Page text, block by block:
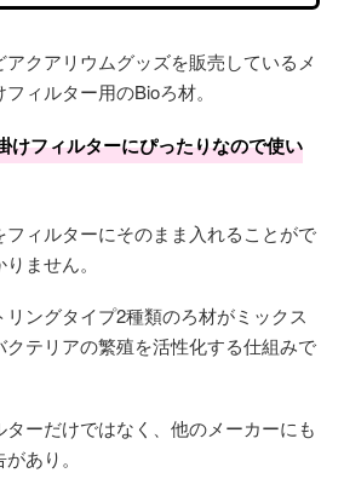
クアリウムグッズを販売しているメ
ィルター用のBioろ材。
けフィルターにぴったりなので使い
ィルターにそのまま入れることがで
ません。
ングタイプ2種類のろ材がミックス
クテリアの繁殖を活性化する仕組みで
ーだけではなく、他のメーカーにも
あり。